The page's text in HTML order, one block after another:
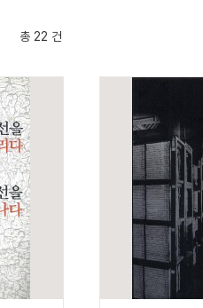
사용안내
정조 AND 정약용
“정조”와 “정약
색
정조 OR 정약용 “정조” 또는 “
정조 NOT 정약용
“정조”가 나온
료를 검색
총 22 건